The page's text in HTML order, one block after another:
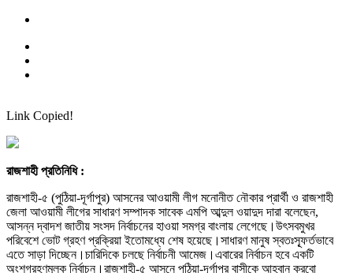
Link Copied!
রাজশাহী প্রতিনিধি :
রাজশাহী-৫ (পুঠিয়া-দূর্গাপুর) আসনের আওয়ামী লীগ মনোনীত নৌকার প্রার্থী ও রাজশাহী
জেলা আওয়ামী লীগের সাধারণ সম্পাদক সাবেক এমপি আব্দুল ওয়াদুদ দারা বলেছেন,
আসন্ন দ্বাদশ জাতীয় সংসদ নির্বাচনের হাওয়া সমগ্র বাংলায় লেগেছে।উৎসবমুখর
পরিবেশে ভোট গ্রহণ প্রক্রিয়া ইতোমধ্যে শেষ হয়েছে।সাধারণ মানুষ স্বতঃস্ফূর্তভাবে
এতে সাড়া দিচ্ছেন।চারিদিকে চলছে নির্বাচনী আমেজ।এবারের নির্বাচন হবে একটি
অংশগ্রহণমূলক নির্বাচন।রাজশাহী-৫ আসনে পুঠিয়া-দূর্গাপুর বাসীকে আহবান করবো